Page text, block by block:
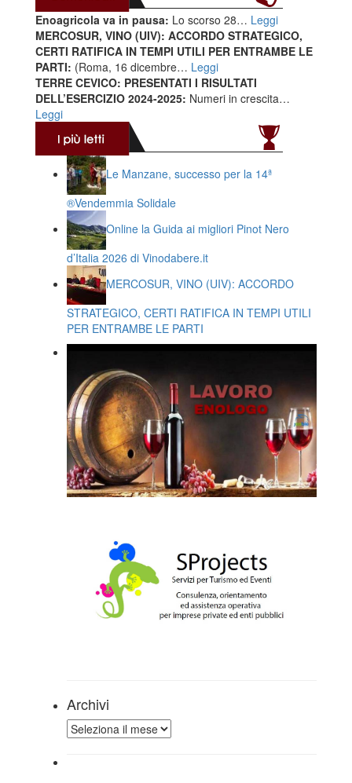
Enoagricola va in pausa: Lo scorso 28… Leggi
MERCOSUR, VINO (UIV): ACCORDO STRATEGICO,
CERTI RATIFICA IN TEMPI UTILI PER ENTRAMBE LE
PARTI: (Roma, 16 dicembre… Leggi
TERRE CEVICO: PRESENTATI I RISULTATI
DELL’ESERCIZIO 2024-2025: Numeri in crescita…
Leggi
Le Manzane, successo per la 14ª
®️Vendemmia Solidale
Online la Guida ai migliori Pinot Nero
d’Italia 2026 di Vinodabere.it
MERCOSUR, VINO (UIV): ACCORDO
STRATEGICO, CERTI RATIFICA IN TEMPI UTILI
PER ENTRAMBE LE PARTI
Archivi
Archivi